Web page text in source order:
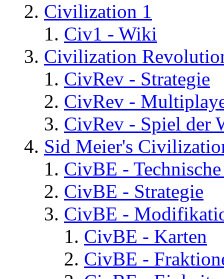
Civilization 1
Civ1 - Wiki
Civilization
CivRev - Strategie
CivRev -
CivRev - Spiel der
Sid Meier's
CivBE -
CivBE - Strategie
CivBE -
CivBE - Karten
CivBE -